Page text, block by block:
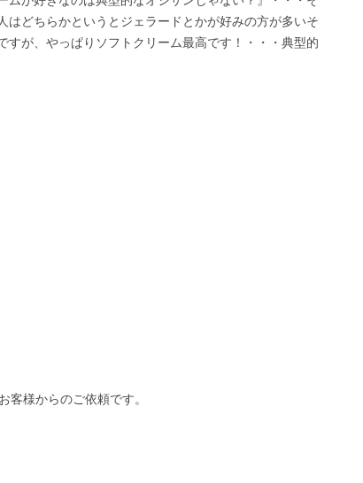
はどちらかというとジェラードとかが好みの方が多いそ
すが、やっぱりソフトクリーム最高です！・・・典型的
客様からのご依頼です。